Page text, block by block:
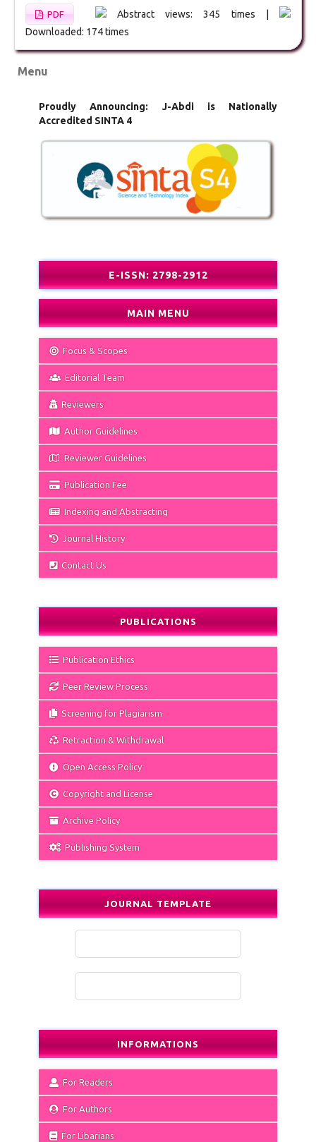
PDF
Abstract views: 345 times |
Downloaded: 174 times
Menu
Proudly Announcing: J-Abdi is Nationally
Accredited SINTA 4
E-ISSN: 2798-2912
MAIN MENU
Focus & Scopes
Editorial Team
Reviewers
Author Guidelines
Reviewer Guidelines
Publication Fee
Indexing and Abstracting
Journal History
Contact Us
PUBLICATIONS
Publication Ethics
Peer Review Process
Screening for Plagiarism
Retraction & Withdrawal
Open Access Policy
Copyright and License
Archive Policy
Publishing System
JOURNAL TEMPLATE
INFORMATIONS
For Readers
For Authors
For Libarians